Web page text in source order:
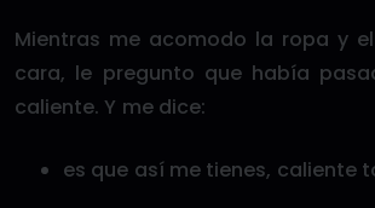
Mientras me acomodo la ropa y
cara, le pregunto que había
caliente. Y me dice:
es que así me tienes, caliente